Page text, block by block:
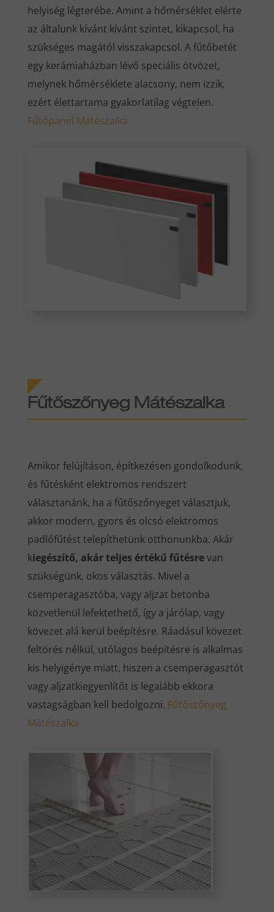
helyiség légterébe. Amint a hőmérséklet elérte
az általunk kívánt kívánt szintet, kikapcsol, ha
szükséges magától visszakapcsol. A fűtőbetét
egy kerámiaházban lévő speciális ötvözet,
melynek hőmérséklete alacsony, nem izzik,
ezért élettartama gyakorlatilag végtelen.
Fűtőpanel Mátészalka
Fűtőszőnyeg Mátészalka
Amikor felújításon, építkezésen gondolkodunk,
és fűtésként elektromos rendszert
választanánk, ha a fűtőszőnyeget választjuk,
akkor modern, gyors és olcsó elektromos
padlófűtést telepíthetünk otthonunkba. Akár
kiegészítő, akár teljes értékű fűtésrevan
szükségünk, okos választás. Mivel a
csemperagasztóba, vagy aljzat betonba
közvetlenül lefektethető, így a járólap, vagy
kövezet alá kerül beépítésre. Ráadásul kövezet
feltörés nélkül, utólagos beépítésre is alkalmas
kis helyigénye miatt, hiszen a csemperagasztót
vagy aljzatkiegyenlítőt is legalább ekkora
vastagságban kell bedolgozni. Fűtőszőnyeg
Mátészalka